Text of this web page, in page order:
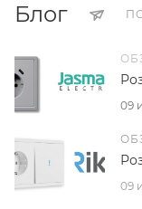
Блог
09
09